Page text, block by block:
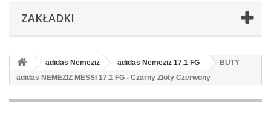
ZAKŁADKI
adidas Nemeziz adidas Nemeziz 17.1 FG
BUTY
adidas NEMEZIZ MESSI 17.1 FG - Czarny Złoty Czerwony